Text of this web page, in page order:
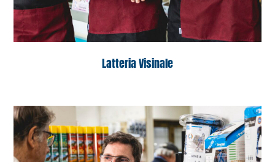
Latteria Visinale